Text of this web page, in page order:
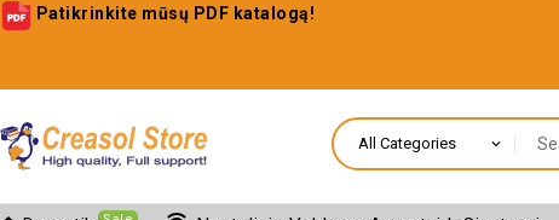
Patikrinkite mūsų PDF katalogą!